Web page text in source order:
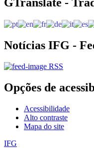
Notícias IFG -
RSS
Opções de
Acessibilidade
Alto contraste
Mapa do site
IFG